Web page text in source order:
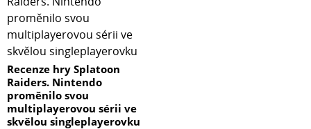
Recenze hry Splatoon
Raiders. Nintendo
proměnilo svou
multiplayerovou sérii ve
skvělou singleplayerovku